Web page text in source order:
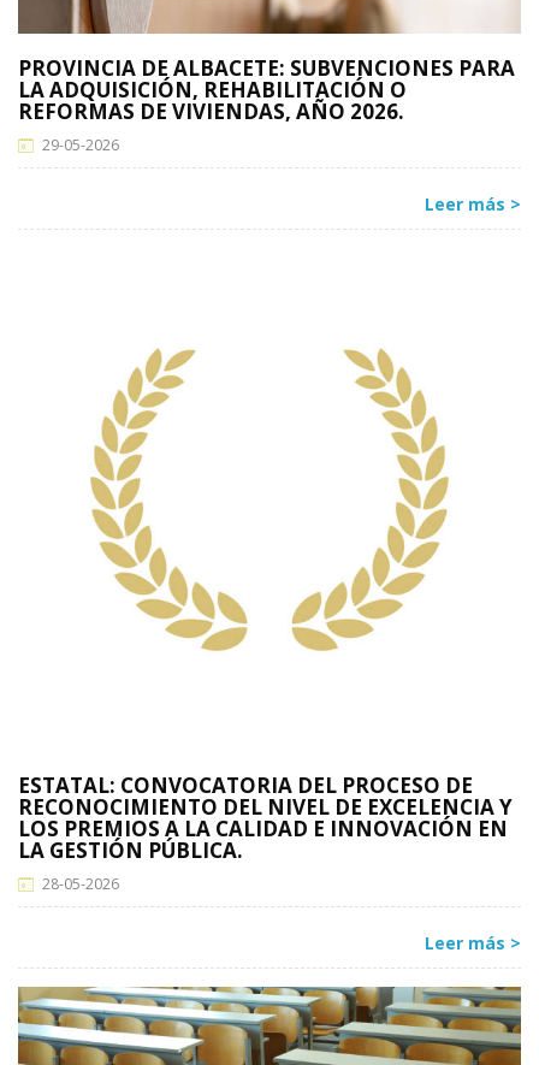
PROVINCIA DE ALBACETE: SUBVENCIONES PARA
LA ADQUISICIÓN, REHABILITACIÓN O
REFORMAS DE VIVIENDAS, AÑO 2026.
29-05-2026
Leer más >
ESTATAL: CONVOCATORIA DEL PROCESO DE
RECONOCIMIENTO DEL NIVEL DE EXCELENCIA Y
LOS PREMIOS A LA CALIDAD E INNOVACIÓN EN
LA GESTIÓN PÚBLICA.
28-05-2026
Leer más >